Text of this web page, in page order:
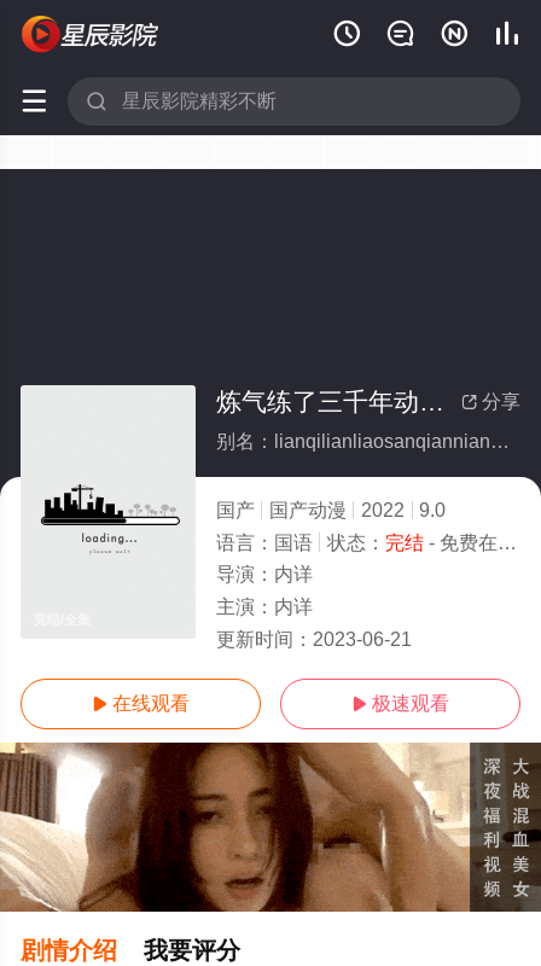
   
 
 分享
炼气练了三千年动态漫画第二季(全集)
别名：lianqilianliaosanqianniandongtaimanhuadierji
国产 国产动漫 2022
9.0
语言： 国语 状态： 完结- 免费在线观看
导演： 内详
主演： 内详
更新时间： 2023-06-21
 在线观看  极速观看
剧情介绍 我要评分